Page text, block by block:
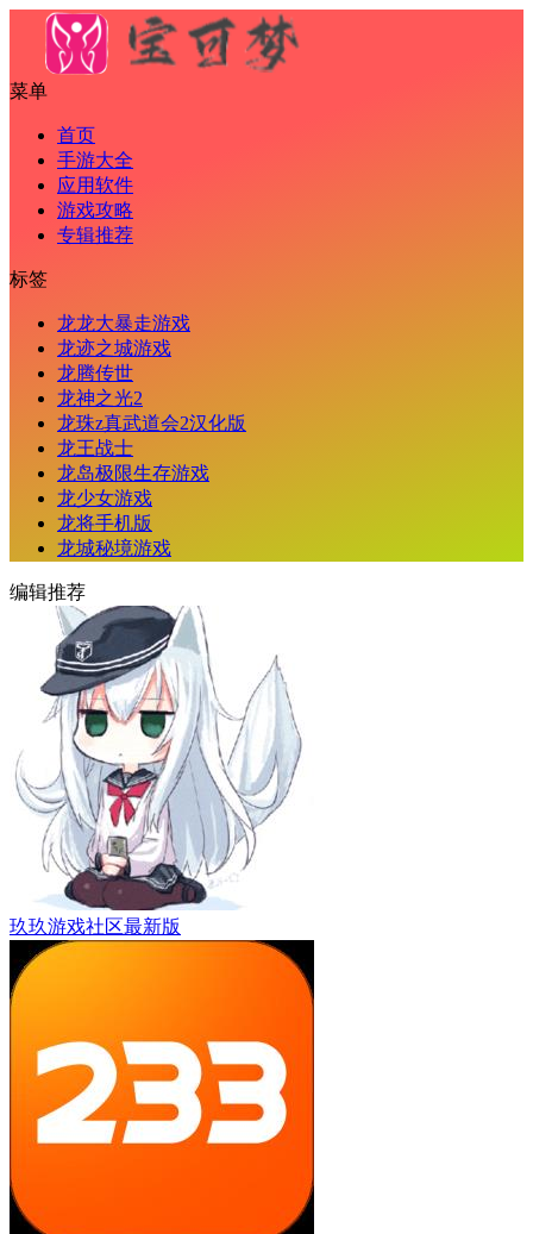
菜单
首页
手游大全
应用软件
游戏攻略
专辑推荐
标签
龙龙大暴走游戏
龙迹之城游戏
龙腾传世
龙神之光2
龙珠z真武道会2汉化版
龙王战士
龙岛极限生存游戏
龙少女游戏
龙将手机版
龙城秘境游戏
编辑推荐
玖玖游戏社区最新版